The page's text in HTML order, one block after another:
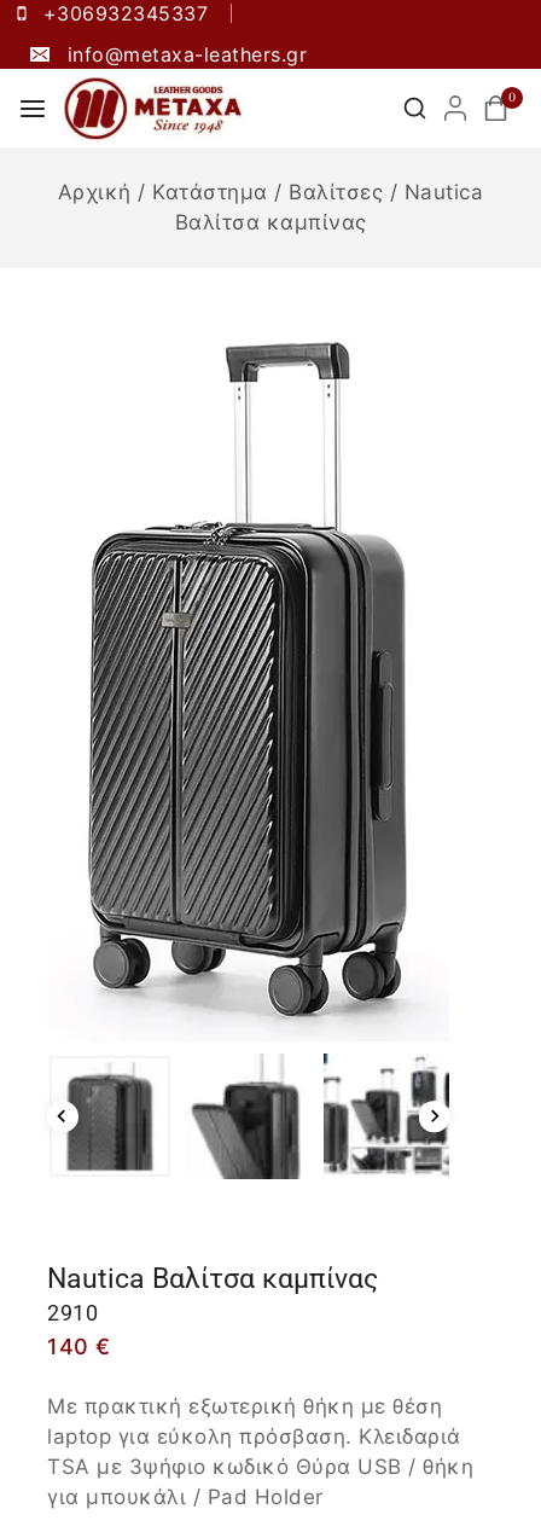
+306932345337
info@metaxa-leathers.gr
0
Αρχική / Κατάστημα / Βαλίτσες / Nautica
Βαλίτσα καμπίνας
Nautica Βαλίτσα καμπίνας
2910
140 €
Με πρακτική εξωτερική θήκη με θέση
laptop για εύκολη πρόσβαση. Kλειδαριά
TSA με 3ψήφιο κωδικό Θύρα USB / θήκη
για μπουκάλι / Pad Holder